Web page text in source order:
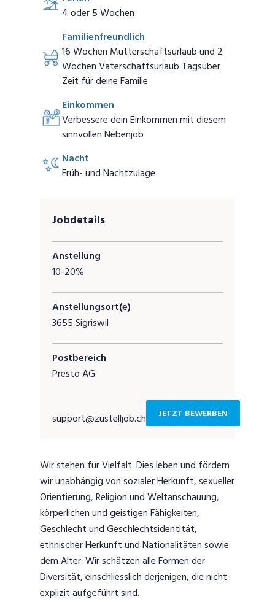
4 oder 5 Wochen
Familienfreundlich
16 Wochen Mutterschaftsurlaub und 2
Wochen Vaterschaftsurlaub Tagsüber
Zeit für deine Familie
Einkommen
Verbessere dein Einkommen mit diesem
sinnvollen Nebenjob
Nacht
Früh- und Nachtzulage
Jobdetails
Anstellung
10-20%
Anstellungsort(e)
3655 Sigriswil
Postbereich
Presto AG
support@zustelljob.ch JETZT BEWERBEN
Wir stehen für Vielfalt. Dies leben und fördern
wir unabhängig von sozialer Herkunft, sexueller
Orientierung, Religion und Weltanschauung,
körperlichen und geistigen Fähigkeiten,
Geschlecht und Geschlechtsidentität,
ethnischer Herkunft und Nationalitäten sowie
dem Alter. Wir schätzen alle Formen der
Diversität, einschliesslich derjenigen, die nicht
explizit aufgeführt sind.